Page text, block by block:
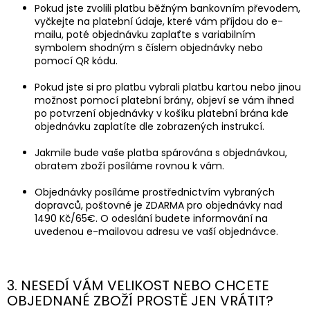
Pokud jste zvolili platbu běžným bankovním převodem,
vyčkejte na platební údaje, které vám příjdou do e-
mailu, poté objednávku zaplaťte s variabilním
symbolem shodným s číslem objednávky nebo
pomocí QR kódu.
Pokud jste si pro platbu vybrali platbu kartou nebo jinou
možnost pomocí platební brány, objeví se vám ihned
po potvrzení objednávky v košíku platební brána kde
objednávku zaplatíte dle zobrazených instrukcí.
Jakmile bude vaše platba spárována s objednávkou,
obratem zboží posíláme rovnou k vám.
Objednávky posíláme prostřednictvím vybraných
dopravců, poštovné je ZDARMA pro objednávky nad
1490 Kč/65€. O odeslání budete informování na
uvedenou e-mailovou adresu ve vaší objednávce.
3. NESEDÍ VÁM VELIKOST NEBO CHCETE
OBJEDNANÉ ZBOŽÍ PROSTĚ JEN VRÁTIT?